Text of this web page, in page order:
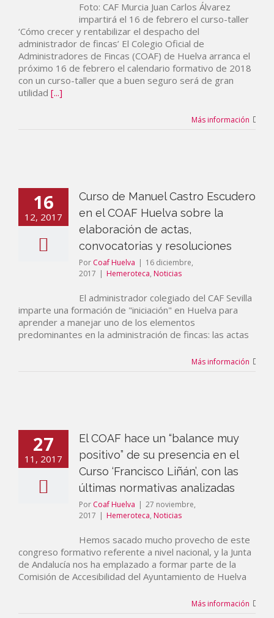
Foto: CAF Murcia Juan Carlos Álvarez
impartirá el 16 de febrero el curso-taller
‘Cómo crecer y rentabilizar el despacho del
administrador de fincas’ El Colegio Oficial de
Administradores de Fincas (COAF) de Huelva arranca el
próximo 16 de febrero el calendario formativo de 2018
con un curso-taller que a buen seguro será de gran
utilidad [...]
Más información
16
12, 2017
Curso de Manuel Castro Escudero
en el COAF Huelva sobre la
elaboración de actas,
convocatorias y resoluciones
Por Coaf Huelva | 16 diciembre,
2017 | Hemeroteca, Noticias
El administrador colegiado del CAF Sevilla
imparte una formación de "iniciación" en Huelva para
aprender a manejar uno de los elementos
predominantes en la administración de fincas: las actas
Más información
27
11, 2017
El COAF hace un “balance muy
positivo” de su presencia en el
Curso ‘Francisco Liñán’, con las
últimas normativas analizadas
Por Coaf Huelva | 27 noviembre,
2017 | Hemeroteca, Noticias
Hemos sacado mucho provecho de este
congreso formativo referente a nivel nacional, y la Junta
de Andalucía nos ha emplazado a formar parte de la
Comisión de Accesibilidad del Ayuntamiento de Huelva
Más información